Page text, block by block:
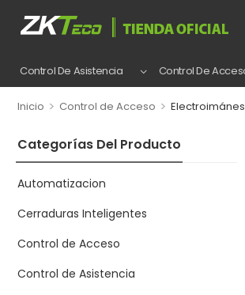
Control De Asistencia Control De
Inicio > Control de Acceso > Electroimánes
Categorías Del Producto
Automatizacion
Cerraduras Inteligentes
Control de Acceso
Control de Asistencia